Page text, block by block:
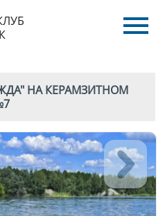
НА КЕРАМЗИТНОМ